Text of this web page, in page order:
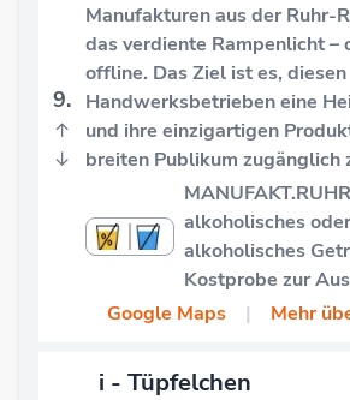
9.
↑
↓
Manufakturen aus der Ruhr-
das verdiente Rampenlicht –
offline. Das Ziel ist es, diesen
Handwerksbetrieben eine
und ihre einzigartigen
breiten Publikum zugänglich
alkoholisches
alkoholisches
Kostprobe zur
Google Maps
| Mehr
i - Tüpfelchen